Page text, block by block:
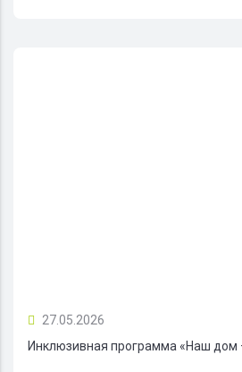
27.05.2026
Инклюзивная программа «Наш дом